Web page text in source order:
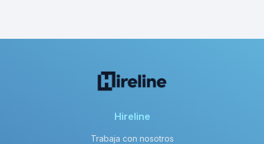
Hireline
Trabaja con nosotros